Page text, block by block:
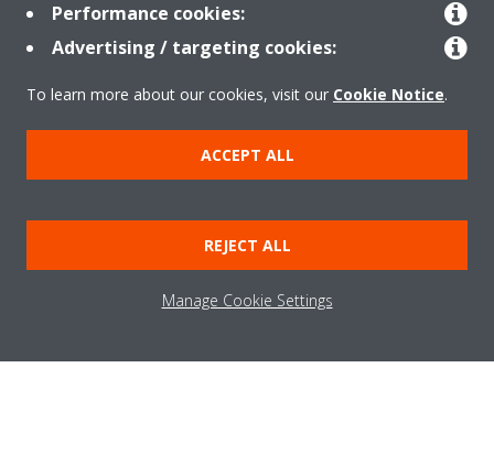
Rreth nesh
Kontakti
Performance cookies:
Advertising / targeting cookies:
To learn more about our cookies, visit our Cookie Notice.
ACCEPT ALL
REJECT ALL
Manage Cookie Settings